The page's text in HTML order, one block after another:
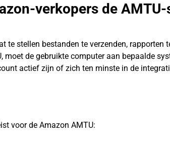
verkopers de
te stellen bestanden te verzenden, rapporten
moet de gebruikte computer aan bepaalde
actief zijn of zich ten minste in de
voor de Amazon AMTU: